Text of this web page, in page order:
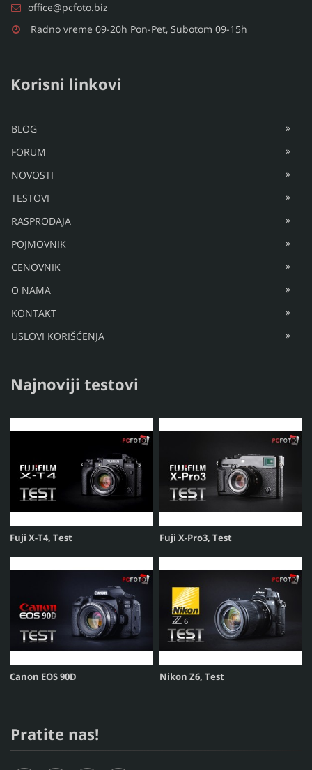
office@pcfoto.biz
Radno vreme 09-20h Pon-Pet, Subotom 09-15h
Korisni linkovi
BLOG
FORUM
NOVOSTI
TESTOVI
RASPRODAJA
POJMOVNIK
CENOVNIK
O NAMA
KONTAKT
USLOVI KORIŠĆENJA
Najnoviji testovi
Fuji X-T4, Test Fuji X-Pro3, Test
Canon EOS 90D Nikon Z6, Test
Pratite nas!